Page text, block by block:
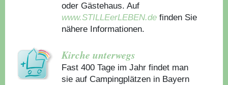
oder Gästehaus. Auf
www.STILLEerLEBEN.de finden Sie
nähere Informationen.
Kirche unterwegs
Fast 400 Tage im Jahr findet man
sie auf Campingplätzen in Bayern